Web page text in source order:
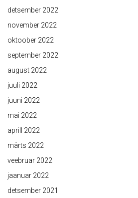
detsember 2022
november 2022
oktoober 2022
september 2022
august 2022
juuli 2022
juuni 2022
mai 2022
aprill 2022
märts 2022
veebruar 2022
jaanuar 2022
detsember 2021